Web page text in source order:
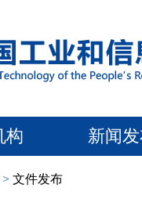
构 新闻
> 文件发布